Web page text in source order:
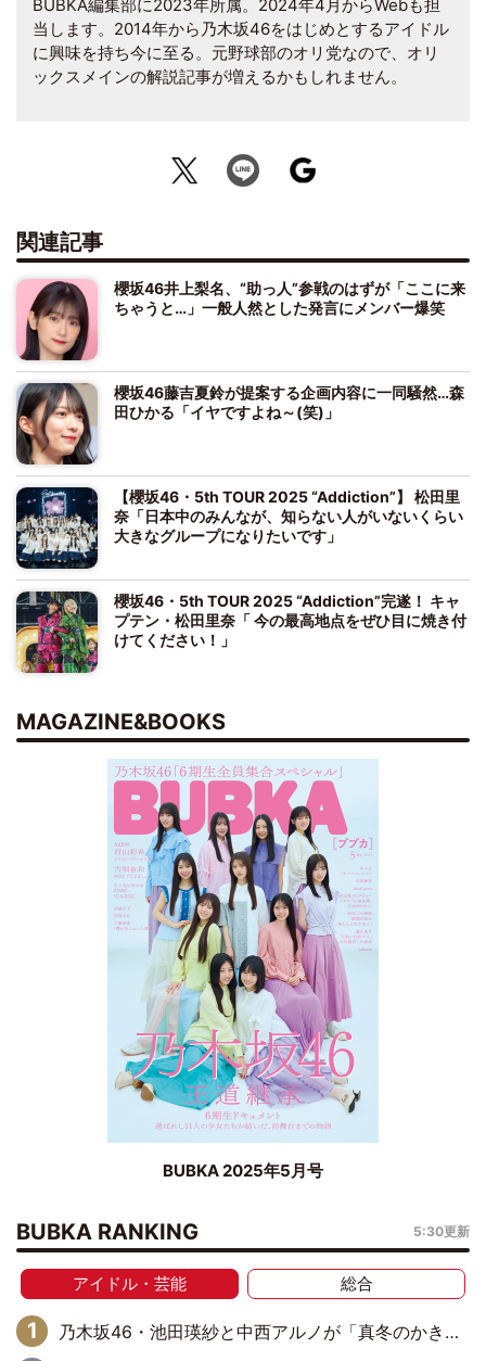
BUBKA編集部に2023年所属。2024年4月からWebも担
当します。2014年から乃木坂46をはじめとするアイドル
に興味を持ち今に至る。元野球部のオリ党なので、オリ
ックスメインの解説記事が増えるかもしれません。
関連記事
櫻坂46井上梨名、“助っ人”参戦のはずが「ここに来
ちゃうと…」一般人然とした発言にメンバー爆笑
櫻坂46藤吉夏鈴が提案する企画内容に一同騒然…森
田ひかる「イヤですよね～(笑)」
【櫻坂46・5th TOUR 2025 “Addiction”】 松田里
奈「日本中のみんなが、知らない人がいないくらい
大きなグループになりたいです」
櫻坂46・5th TOUR 2025 “Addiction”完遂！ キャ
プテン・松田里奈「 今の最高地点をぜひ目に焼き付
けてください！」
MAGAZINE&BOOKS
BUBKA 2025年5月号
BUBKA RANKING 5:30更新
アイドル・芸能 総合
乃木坂46・池田瑛紗と中西アルノが「真冬のかき氷」騒動で火花散らす！ 因縁の裏にあるのは、逆境をともに“凌”ぐ似た者同士の絆